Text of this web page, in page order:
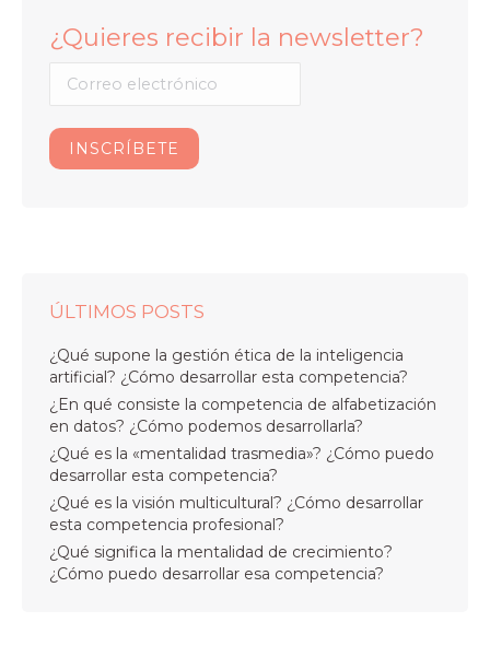
¿Quieres recibir la newsletter?
ÚLTIMOS POSTS
¿Qué supone la gestión ética de la inteligencia
artificial? ¿Cómo desarrollar esta competencia?
¿En qué consiste la competencia de alfabetización
en datos? ¿Cómo podemos desarrollarla?
¿Qué es la «mentalidad trasmedia»? ¿Cómo puedo
desarrollar esta competencia?
¿Qué es la visión multicultural? ¿Cómo desarrollar
esta competencia profesional?
¿Qué significa la mentalidad de crecimiento?
¿Cómo puedo desarrollar esa competencia?